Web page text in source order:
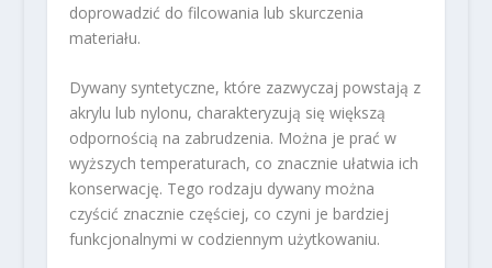
doprowadzić do filcowania lub skurczenia
materiału.
Dywany syntetyczne, które zazwyczaj powstają z
akrylu lub nylonu, charakteryzują się większą
odpornością na zabrudzenia. Można je prać w
wyższych temperaturach, co znacznie ułatwia ich
konserwację. Tego rodzaju dywany można
czyścić znacznie częściej, co czyni je bardziej
funkcjonalnymi w codziennym użytkowaniu.